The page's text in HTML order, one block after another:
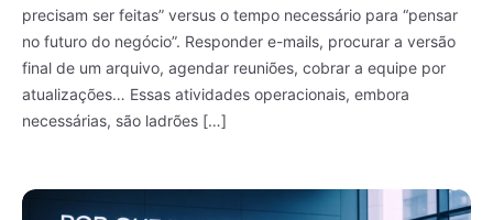
precisam ser feitas” versus o tempo necessário para “pensar
no futuro do negócio”. Responder e-mails, procurar a versão
final de um arquivo, agendar reuniões, cobrar a equipe por
atualizações… Essas atividades operacionais, embora
necessárias, são ladrões […]